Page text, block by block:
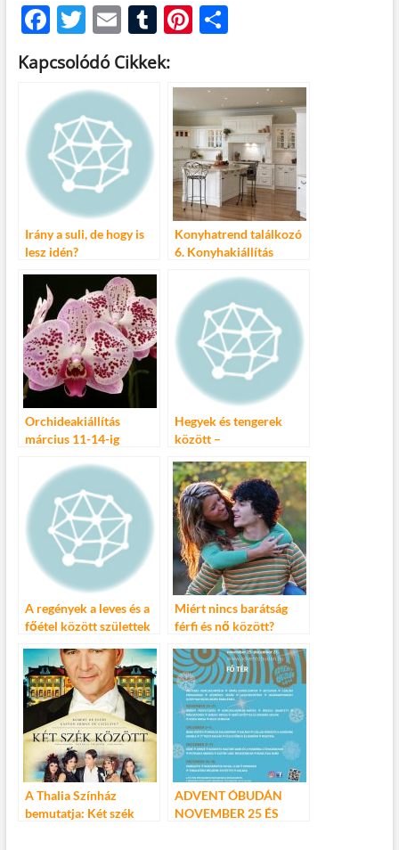
F
ac
e
b
o
o
k
T
w
itt
er
E
m
ail
T
u
m
bl
Pi
es
t
O
m
e
g
Kapcsolódó Cikkek:
Irány a suli, de hogy is
lesz idén?
Konyhatrend találkozó
6. Konyhakiállítás
Orchideakiállítás
március 11-14-ig
Hegyek és tengerek
között –
kutatás a
bevándorlókról
A regények a leves és a
főétel között születtek
Miért nincs barátság
férfi és nő között?
A Thalia Színház
bemutatja: Két szék
ADVENT ÓBUDÁN
NOVEMBER 25 ÉS